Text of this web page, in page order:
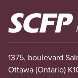
Image
1375, boulevard
Ottawa (Ontario)